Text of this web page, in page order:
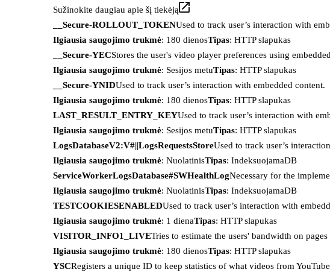
Sužinokite daugiau apie šį tiekėją
__Secure-ROLLOUT_TOKENUsed to track user’s interaction with
Ilgiausia saugojimo trukmė: 180 dienosTipas: HTTP slapukas
__Secure-YECStores the user's video player preferences using
Ilgiausia saugojimo trukmė: Sesijos metuTipas: HTTP slapukas
__Secure-YNIDUsed to track user’s interaction with embedded content.
Ilgiausia saugojimo trukmė: 180 dienosTipas: HTTP slapukas
LAST_RESULT_ENTRY_KEYUsed to track user’s interaction with
Ilgiausia saugojimo trukmė: Sesijos metuTipas: HTTP slapukas
LogsDatabaseV2:V#||LogsRequestsStoreUsed to track user’s
Ilgiausia saugojimo trukmė: NuolatinisTipas: IndeksuojamaDB
ServiceWorkerLogsDatabase#SWHealthLogNecessary for the
Ilgiausia saugojimo trukmė: NuolatinisTipas: IndeksuojamaDB
TESTCOOKIESENABLEDUsed to track user’s interaction with
Ilgiausia saugojimo trukmė: 1 dienaTipas: HTTP slapukas
VISITOR_INFO1_LIVETries to estimate the users' bandwidth on
Ilgiausia saugojimo trukmė: 180 dienosTipas: HTTP slapukas
YSCRegisters a unique ID to keep statistics of what videos from YouTube